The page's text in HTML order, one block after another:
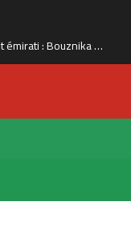
Le Maroc se prépare à accueillir la première gigafactory africaine de batteries électriques, pour un investissement de 65 milliards de dirhams